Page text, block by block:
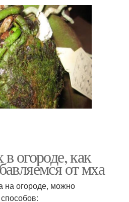
огороде, как
от мха
на огороде, можно